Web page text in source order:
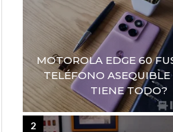
MOTOROLA EDGE 60
TELÉFONO ASEQUIBLE
TIENE TODO?
2